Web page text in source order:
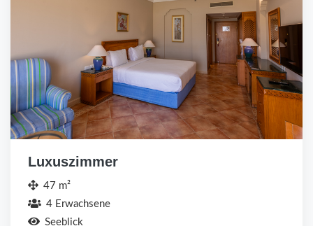
Luxuszimmer
47 m²
4 Erwachsene
Seeblick